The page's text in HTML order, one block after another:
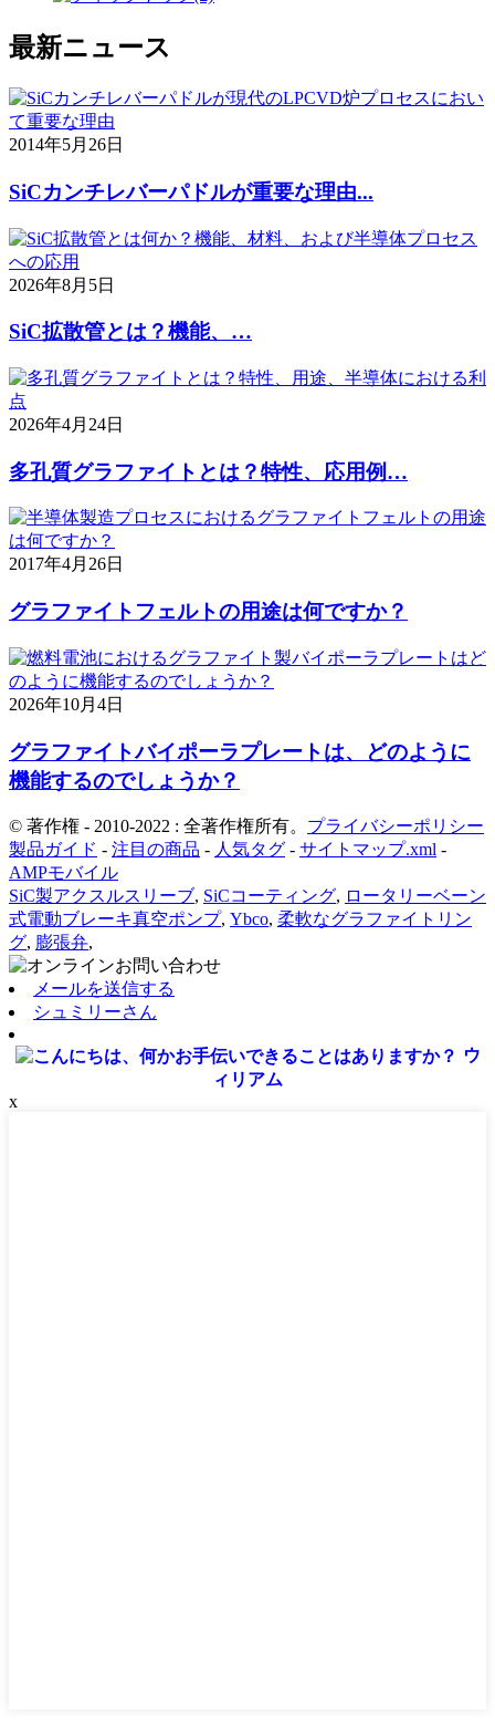
最新ニュース
2014年5月26日
SiCカンチレバーパドルが重要な理由...
2026年8月5日
SiC拡散管とは？機能、…
2026年4月24日
多孔質グラファイトとは？特性、応用例…
2017年4月26日
グラファイトフェルトの用途は何ですか？
2026年10月4日
グラファイトバイポーラプレートは、どのように
機能するのでしょうか？
© 著作権 - 2010-2022 : 全著作権所有。 プライバシーポリシー
製品ガイド - 注目の商品 - 人気タグ - サイトマップ.xml -
AMPモバイル
SiC製アクスルスリーブ, SiCコーティング, ロータリーベーン
式電動ブレーキ真空ポンプ, Ybco, 柔軟なグラファイトリン
グ, 膨張弁,
メールを送信する
シュミリーさん
ウ
ィリアム
x